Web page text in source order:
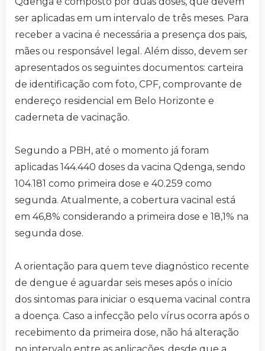
ser aplicadas em um intervalo de três meses. Para
receber a vacina é necessária a presença dos pais,
mães ou responsável legal. Além disso, devem ser
apresentados os seguintes documentos: carteira
de identificação com foto, CPF, comprovante de
endereço residencial em Belo Horizonte e
caderneta de vacinação.
Segundo a PBH, até o momento já foram
aplicadas 144.440 doses da vacina Qdenga, sendo
104.181 como primeira dose e 40.259 como
segunda. Atualmente, a cobertura vacinal está
em 46,8% considerando a primeira dose e 18,1% na
segunda dose.
A orientação para quem teve diagnóstico recente
de dengue é aguardar seis meses após o início
dos sintomas para iniciar o esquema vacinal contra
a doença. Caso a infecção pelo vírus ocorra após o
recebimento da primeira dose, não há alteração
no intervalo entre as aplicações, desde que a